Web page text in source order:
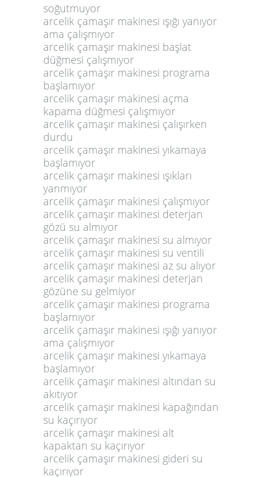
soğutmuyor
arcelik çamaşır makinesi ışığı yanıyor
ama çalışmıyor
arcelik çamaşır makinesi başlat
düğmesi çalışmıyor
arcelik çamaşır makinesi programa
başlamıyor
arcelik çamaşır makinesi açma
kapama düğmesi çalışmıyor
arcelik çamaşır makinesi çalışırken
durdu
arcelik çamaşır makinesi yıkamaya
başlamıyor
arcelik çamaşır makinesi ışıkları
yanmıyor
arcelik çamaşır makinesi çalışmıyor
arcelik çamaşır makinesi deterjan
gözü su almıyor
arcelik çamaşır makinesi su almıyor
arcelik çamaşır makinesi su ventili
arcelik çamaşır makinesi az su alıyor
arcelik çamaşır makinesi deterjan
gözüne su gelmiyor
arcelik çamaşır makinesi programa
başlamıyor
arcelik çamaşır makinesi ışığı yanıyor
ama çalışmıyor
arcelik çamaşır makinesi yıkamaya
başlamıyor
arcelik çamaşır makinesi altından su
akıtıyor
arcelik çamaşır makinesi kapağından
su kaçırıyor
arcelik çamaşır makinesi alt
kapaktan su kaçırıyor
arcelik çamaşır makinesi gideri su
kaçırıyor